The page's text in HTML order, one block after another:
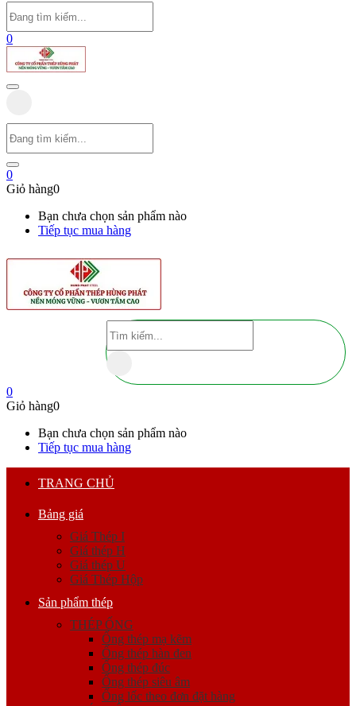
0
0
Giỏ hàng0
Bạn chưa chọn sản phẩm nào
Tiếp tục mua hàng
0
Giỏ hàng0
Bạn chưa chọn sản phẩm nào
Tiếp tục mua hàng
TRANG CHỦ
Bảng giá
Giá Thép I
Giá thép H
Giá thép U
Giá Thép Hộp
Sản phẩm thép
THÉP ỐNG
Ống thép mạ kẽm
Ống thép hàn đen
Ống thép đúc
Ống thép siêu âm
Ống lốc theo đơn đặt hàng